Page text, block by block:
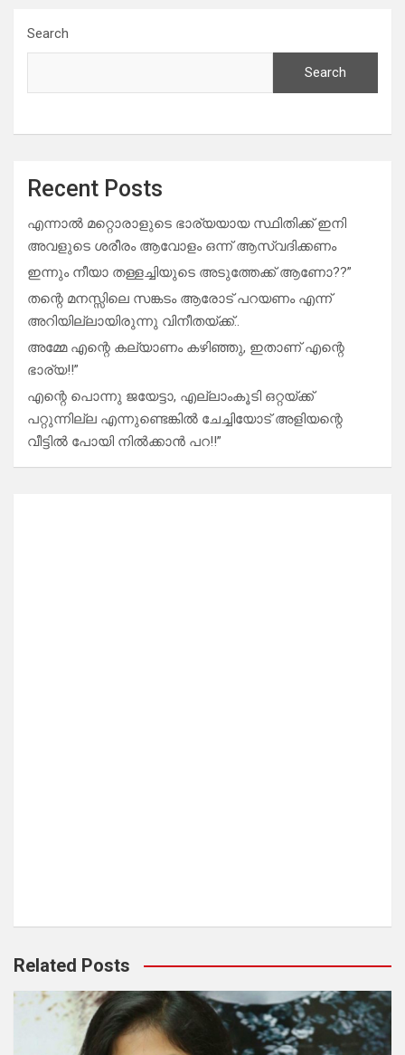
Search
Search
Recent Posts
എന്നാൽ മറ്റൊരാളുടെ ഭാര്യയായ സ്ഥിതിക്ക് ഇനി
അവളുടെ ശരീരം ആവോളം ഒന്ന് ആസ്വദിക്കണം
ഇന്നും നീയാ തള്ളച്ചിയുടെ അടുത്തേക്ക് ആണോ??”
തന്റെ മനസ്സിലെ സങ്കടം ആരോട് പറയണം എന്ന്
അറിയില്ലായിരുന്നു വിനീതയ്ക്ക്..
അമ്മേ എന്റെ കല്യാണം കഴിഞ്ഞു, ഇതാണ് എന്റെ
ഭാര്യ!!”
എന്റെ പൊന്നു ജയേട്ടാ, എല്ലാംകൂടി ഒറ്റയ്ക്ക്
പറ്റുന്നില്ല എന്നുണ്ടെങ്കിൽ ചേച്ചിയോട് അളിയന്റെ
വീട്ടിൽ പോയി നിൽക്കാൻ പറ!!”
Related Posts